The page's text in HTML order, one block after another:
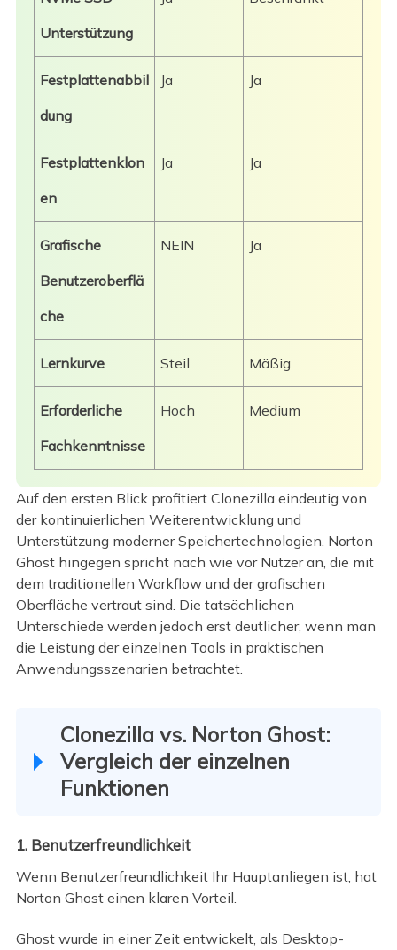
Unterstützung
Festplattenabbil
dung
Ja Ja
Festplattenklon
en
Ja Ja
Grafische
Benutzeroberflä
che
NEIN Ja
Lernkurve Steil Mäßig
Erforderliche
Fachkenntnisse
Hoch Medium
Auf den ersten Blick profitiert Clonezilla eindeutig von
der kontinuierlichen Weiterentwicklung und
Unterstützung moderner Speichertechnologien. Norton
Ghost hingegen spricht nach wie vor Nutzer an, die mit
dem traditionellen Workflow und der grafischen
Oberfläche vertraut sind. Die tatsächlichen
Unterschiede werden jedoch erst deutlicher, wenn man
die Leistung der einzelnen Tools in praktischen
Anwendungsszenarien betrachtet.
Clonezilla vs. Norton Ghost:
Vergleich der einzelnen
Funktionen
1. Benutzerfreundlichkeit
Wenn Benutzerfreundlichkeit Ihr Hauptanliegen ist, hat
Norton Ghost einen klaren Vorteil.
Ghost wurde in einer Zeit entwickelt, als Desktop-